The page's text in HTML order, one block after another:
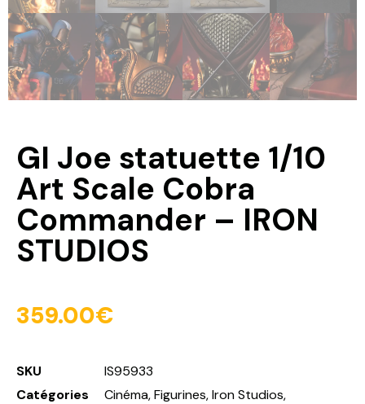
GI Joe statuette 1/10
Art Scale Cobra
Commander – IRON
STUDIOS
359.00€
SKU
IS95933
Catégories
Cinéma,Figurines,Iron Studios,